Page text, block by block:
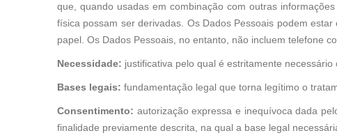
que, quando usadas em combinação com outras
física possam ser derivadas. Os Dados Pessoais podem
papel. Os Dados Pessoais, no entanto, não incluem telefone
Necessidade: justificativa pelo qual é estritamente
Bases legais: fundamentação legal que torna legítimo o
Consentimento: autorização expressa e inequívoca dada
finalidade previamente descrita, na qual a base legal